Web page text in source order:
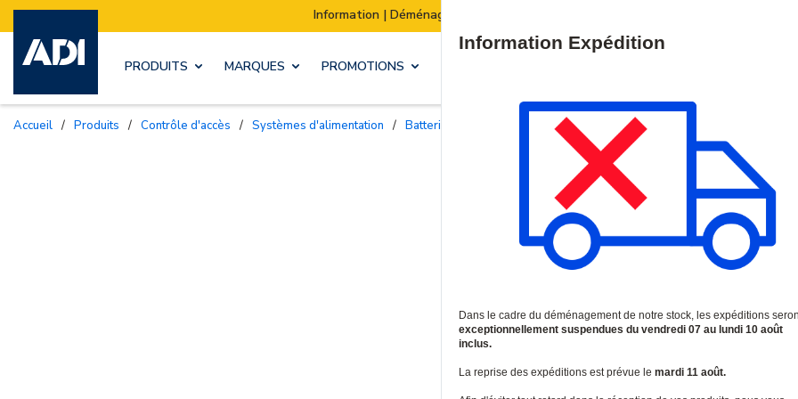
Information | Déménagement de notre stock : Les expéditions seront suspendues du 07 au 10 août
PRODUITS MARQUES PROMOTIONS
Accueil / Produits / Contrôle d'accès / Systèmes d'alimentation / Batteries et piles